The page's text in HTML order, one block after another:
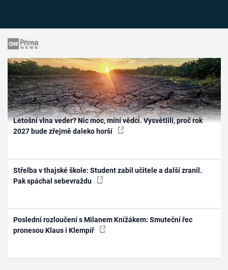
Letošní vlna veder? Nic moc, míní vědci. Vysvětlili, proč rok
2027 bude zřejmě daleko horší
Střelba v thajské škole: Student zabil učitele a další zranil.
Pak spáchal sebevraždu
Poslední rozloučení s Milanem Knížákem: Smuteční řec
pronesou Klaus i Klempíř